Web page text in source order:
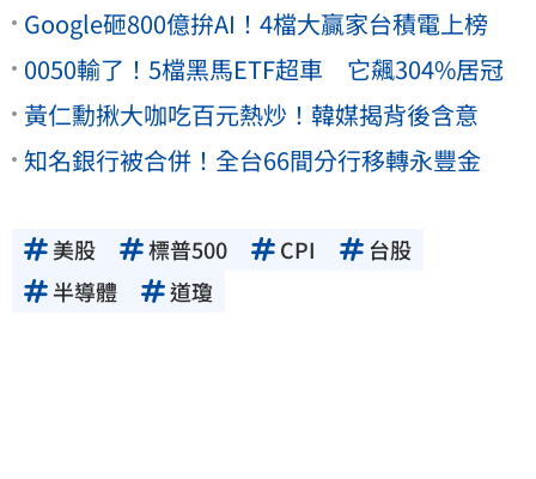
Google砸800億拚AI！4檔大贏家台積電上榜
0050輸了！5檔黑馬ETF超車 它飆304%居冠
黃仁勳揪大咖吃百元熱炒！韓媒揭背後含意
知名銀行被合併！全台66間分行移轉永豐金
美股 標普500 CPI
台股
半導體
道瓊